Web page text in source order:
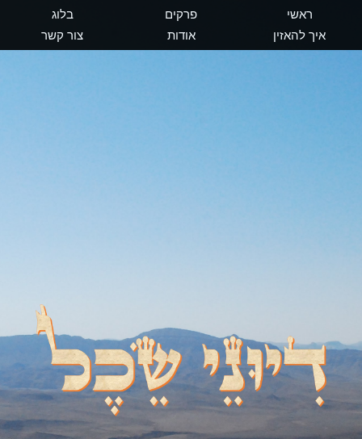
ראשי פרקים
בלוג
איך להאזין
אודות צור קשר
דיוני שכל